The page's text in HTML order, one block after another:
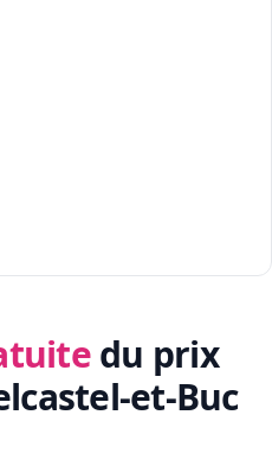
du prix
et-Buc